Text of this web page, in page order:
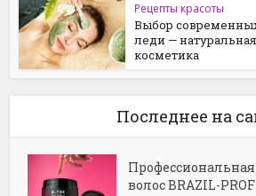
Рецепты красоты
Выбор
леди — натуральная
косметика
Последнее на
волос BRAZIL-